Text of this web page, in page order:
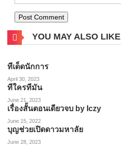
YOU MAY ALSO LIKE
ทีเด็ดนักการ
April 30, 2023
ทีใครทีมัน
June 21, 2023
เรื่องสั้นตอนเดียวจบ by Iczy
June 15, 2022
บุญช่วยเปิดดาวมหาลัย
June 28, 2023